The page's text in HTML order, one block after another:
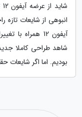
آیفون 12
شاهد طراحی کاملا
بودیم. اما اگر شایعات